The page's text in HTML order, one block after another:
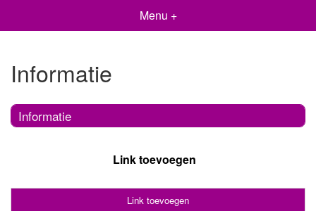
Menu +
Informatie
Informatie
Link toevoegen
Link toevoegen